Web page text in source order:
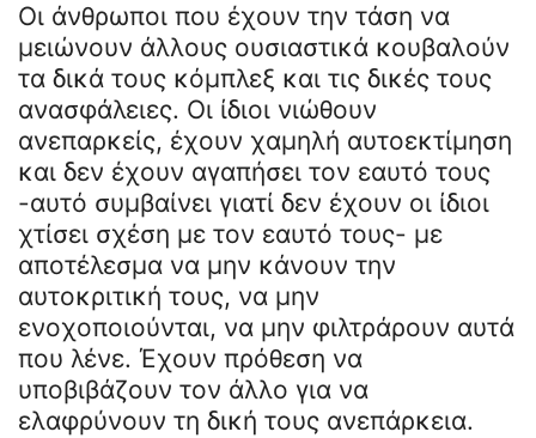
Οι άνθρωποι που έχουν την τάση να
μειώνουν άλλους ουσιαστικά κουβαλούν
τα δικά τους κόμπλεξ και τις δικές τους
ανασφάλειες. Οι ίδιοι νιώθουν
ανεπαρκείς, έχουν χαμηλή αυτοεκτίμηση
και δεν έχουν αγαπήσει τον εαυτό τους
-αυτό συμβαίνει γιατί δεν έχουν οι ίδιοι
χτίσει σχέση με τον εαυτό τους- με
αποτέλεσμα να μην κάνουν την
αυτοκριτική τους, να μην
ενοχοποιούνται, να μην φιλτράρουν αυτά
που λένε. Έχουν πρόθεση να
υποβιβάζουν τον άλλο για να
ελαφρύνουν τη δική τους ανεπάρκεια.